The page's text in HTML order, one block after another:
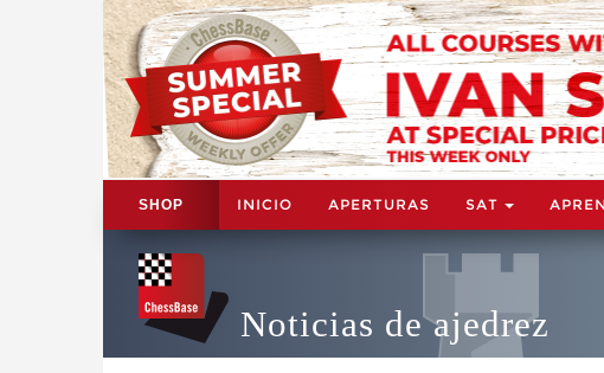
SHOP INICIO APERTURAS SAT
Noticias de ajedrez